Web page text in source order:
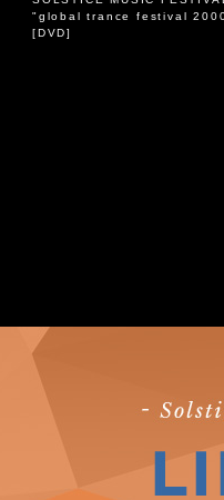
"global trance festival
[DVD]